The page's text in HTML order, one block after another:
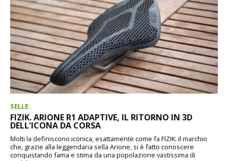
SELLE
FIZIK. ARIONE R1 ADAPTIVE, IL RITORNO IN 3D
DELL'ICONA DA CORSA
Molti la definiscono iconica, esattamente come fa FIZIK: il marchio
che, grazie alla leggendaria sella Arione, si è fatto conoscere
conquistando fama e stima da una popolazione vastissima di